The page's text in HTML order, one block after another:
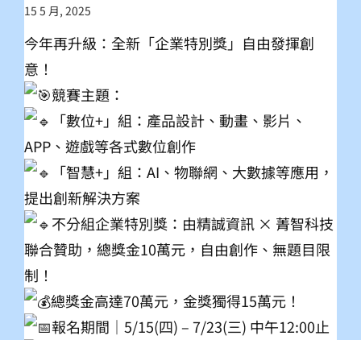
15 5 月, 2025
今年再升級：全新「企業特別獎」自由發揮創
意！
競賽主題：
「數位+」組：產品設計、動畫、影片、
APP、遊戲等各式數位創作
「智慧+」組：AI、物聯網、大數據等應用，
提出創新解決方案
不分組企業特別獎：由精誠資訊 × 菁智科技
聯合贊助，總獎金10萬元，自由創作、無題目限
制！
總獎金高達70萬元，金獎獨得15萬元！
報名期間｜5/15(四) – 7/23(三) 中午12:00止